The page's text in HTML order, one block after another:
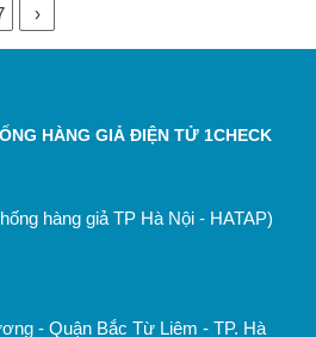
›
HÀNG GIẢ ĐIỆN TỬ 1CHECK
hàng giả TP Hà Nội - HATAP)
- Quận Bắc Từ Liêm - TP. Hà